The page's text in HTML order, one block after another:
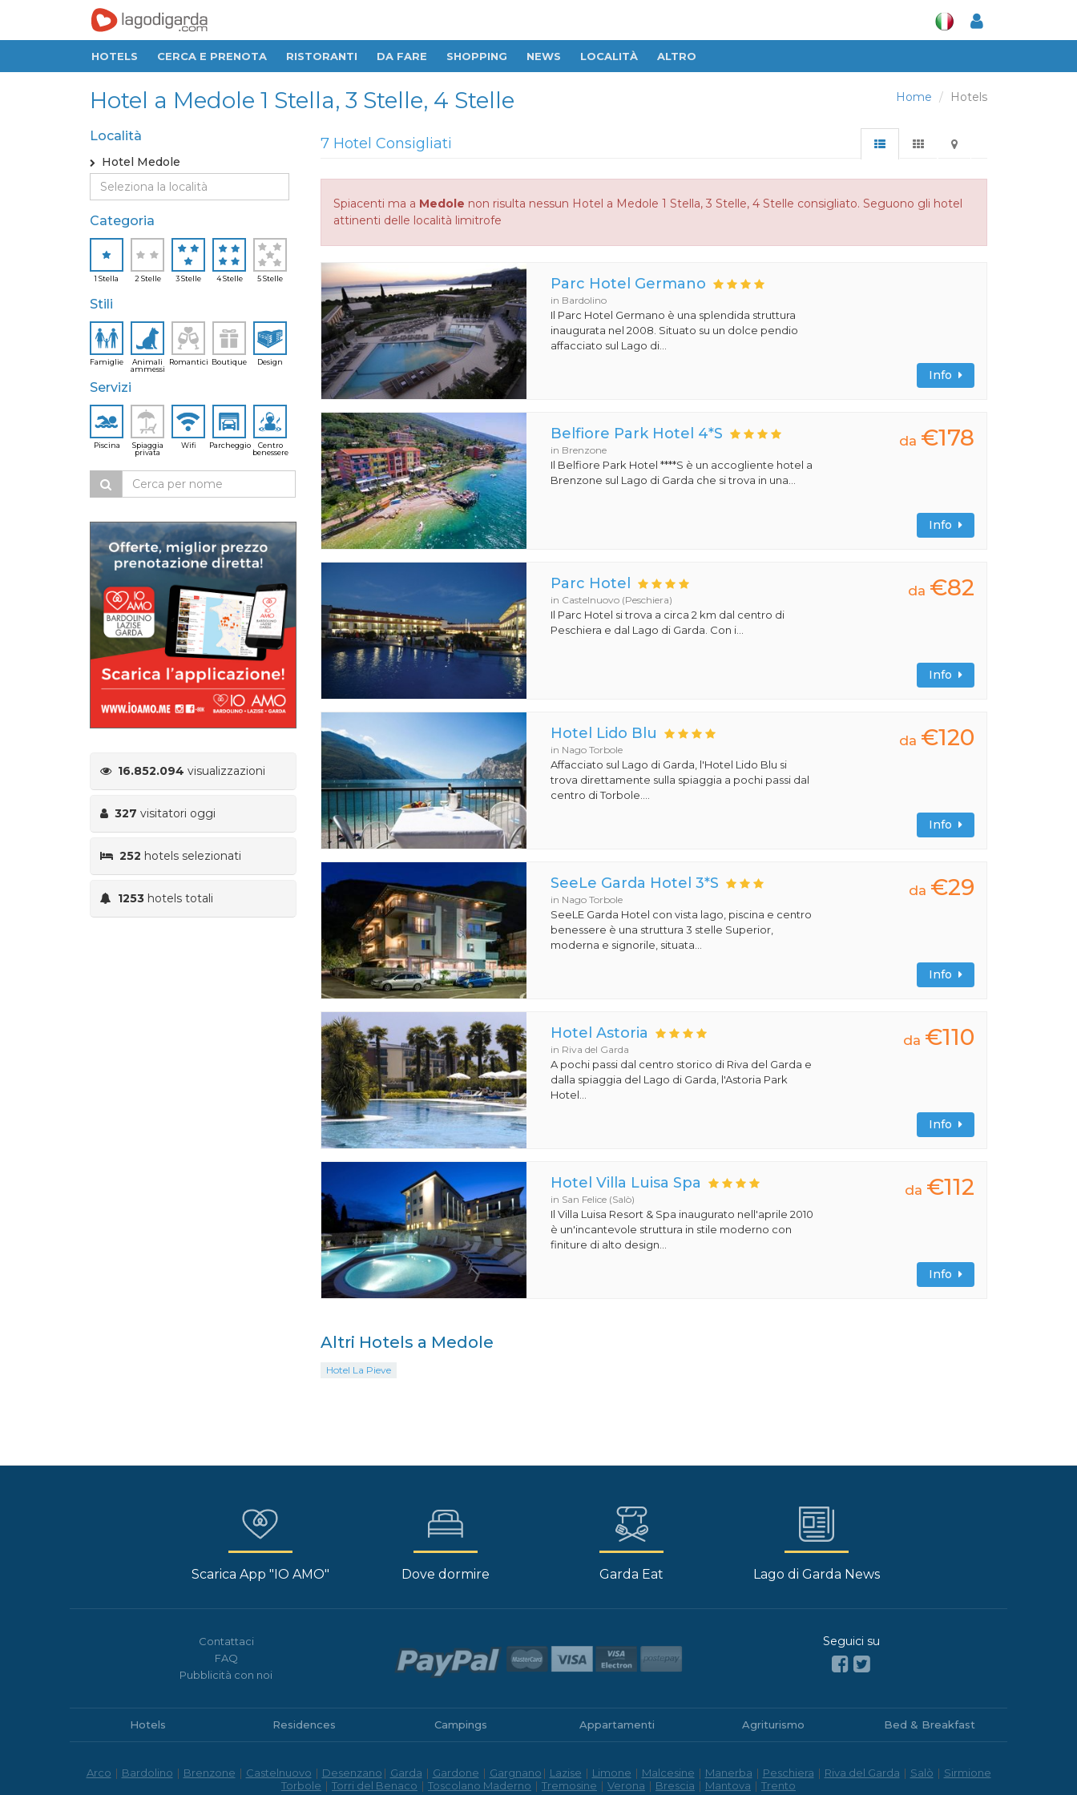
HOTELS CERCA E PRENOTA RISTORANTI DA FARE SHOPPING NEWS LOCALITÀ ALTRO
Home Hotels
Hotel a Medole 1 Stella, 3 Stelle, 4 Stelle
Località
Hotel Medole
Categoria
1 Stella 2 Stelle 3 Stelle 4 Stelle 5 Stelle
Stili
Famiglie
Animali
ammessi
Romantici Boutique Design
Servizi
Piscina
Spiaggia
privata
Wifi Parcheggio
Centro
benessere
16.852.094 visualizzazioni
327 visitatori oggi
252 hotels selezionati
1253 hotels totali
7 Hotel Consigliati
Spiacenti ma a Medole non risulta nessun Hotel a Medole 1 Stella, 3 Stelle, 4 Stelle consigliato. Seguono gli hotel
attinenti delle località limitrofe
Parc Hotel Germano
in Bardolino
Il Parc Hotel Germano è una splendida struttura
inaugurata nel 2008. Situato su un dolce pendio
affacciato sul Lago di...
Info
Belfiore Park Hotel 4*S
in Brenzone
Il Belfiore Park Hotel ****S è un accogliente hotel a
Brenzone sul Lago di Garda che si trova in una...
da €178
Info
Parc Hotel
in Castelnuovo (Peschiera)
Il Parc Hotel si trova a circa 2 km dal centro di
Peschiera e dal Lago di Garda. Con i...
da €82
Info
Hotel Lido Blu
in Nago Torbole
Affacciato sul Lago di Garda, l'Hotel Lido Blu si
trova direttamente sulla spiaggia a pochi passi dal
centro di Torbole....
da €120
Info
SeeLe Garda Hotel 3*S
in Nago Torbole
SeeLE Garda Hotel con vista lago, piscina e centro
benessere è una struttura 3 stelle Superior,
moderna e signorile, situata...
da €29
Info
Hotel Astoria
in Riva del Garda
A pochi passi dal centro storico di Riva del Garda e
dalla spiaggia del Lago di Garda, l'Astoria Park
Hotel...
da €110
Info
Hotel Villa Luisa Spa
in San Felice (Salò)
Il Villa Luisa Resort & Spa inaugurato nell'aprile 2010
è un'incantevole struttura in stile moderno con
finiture di alto design...
da €112
Info
Altri Hotels a Medole
Hotel La Pieve
Scarica App "IO AMO" Dove dormire Garda Eat Lago di Garda News
Contattaci
FAQ
Pubblicità con noi
Seguici su
Hotels Residences Campings Appartamenti Agriturismo Bed & Breakfast
Arco | Bardolino | Brenzone | Castelnuovo | Desenzano | Garda | Gardone | Gargnano | Lazise | Limone | Malcesine | Manerba | Peschiera | Riva del Garda | Salò | Sirmione
Torbole | Torri del Benaco | Toscolano Maderno | Tremosine | Verona | Brescia | Mantova | Trento